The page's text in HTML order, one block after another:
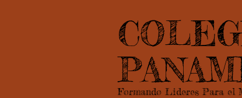
Formando Lideres Para el